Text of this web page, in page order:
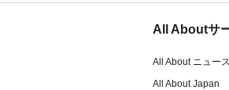
All Aboutサ
All About ニュー
All About Japan